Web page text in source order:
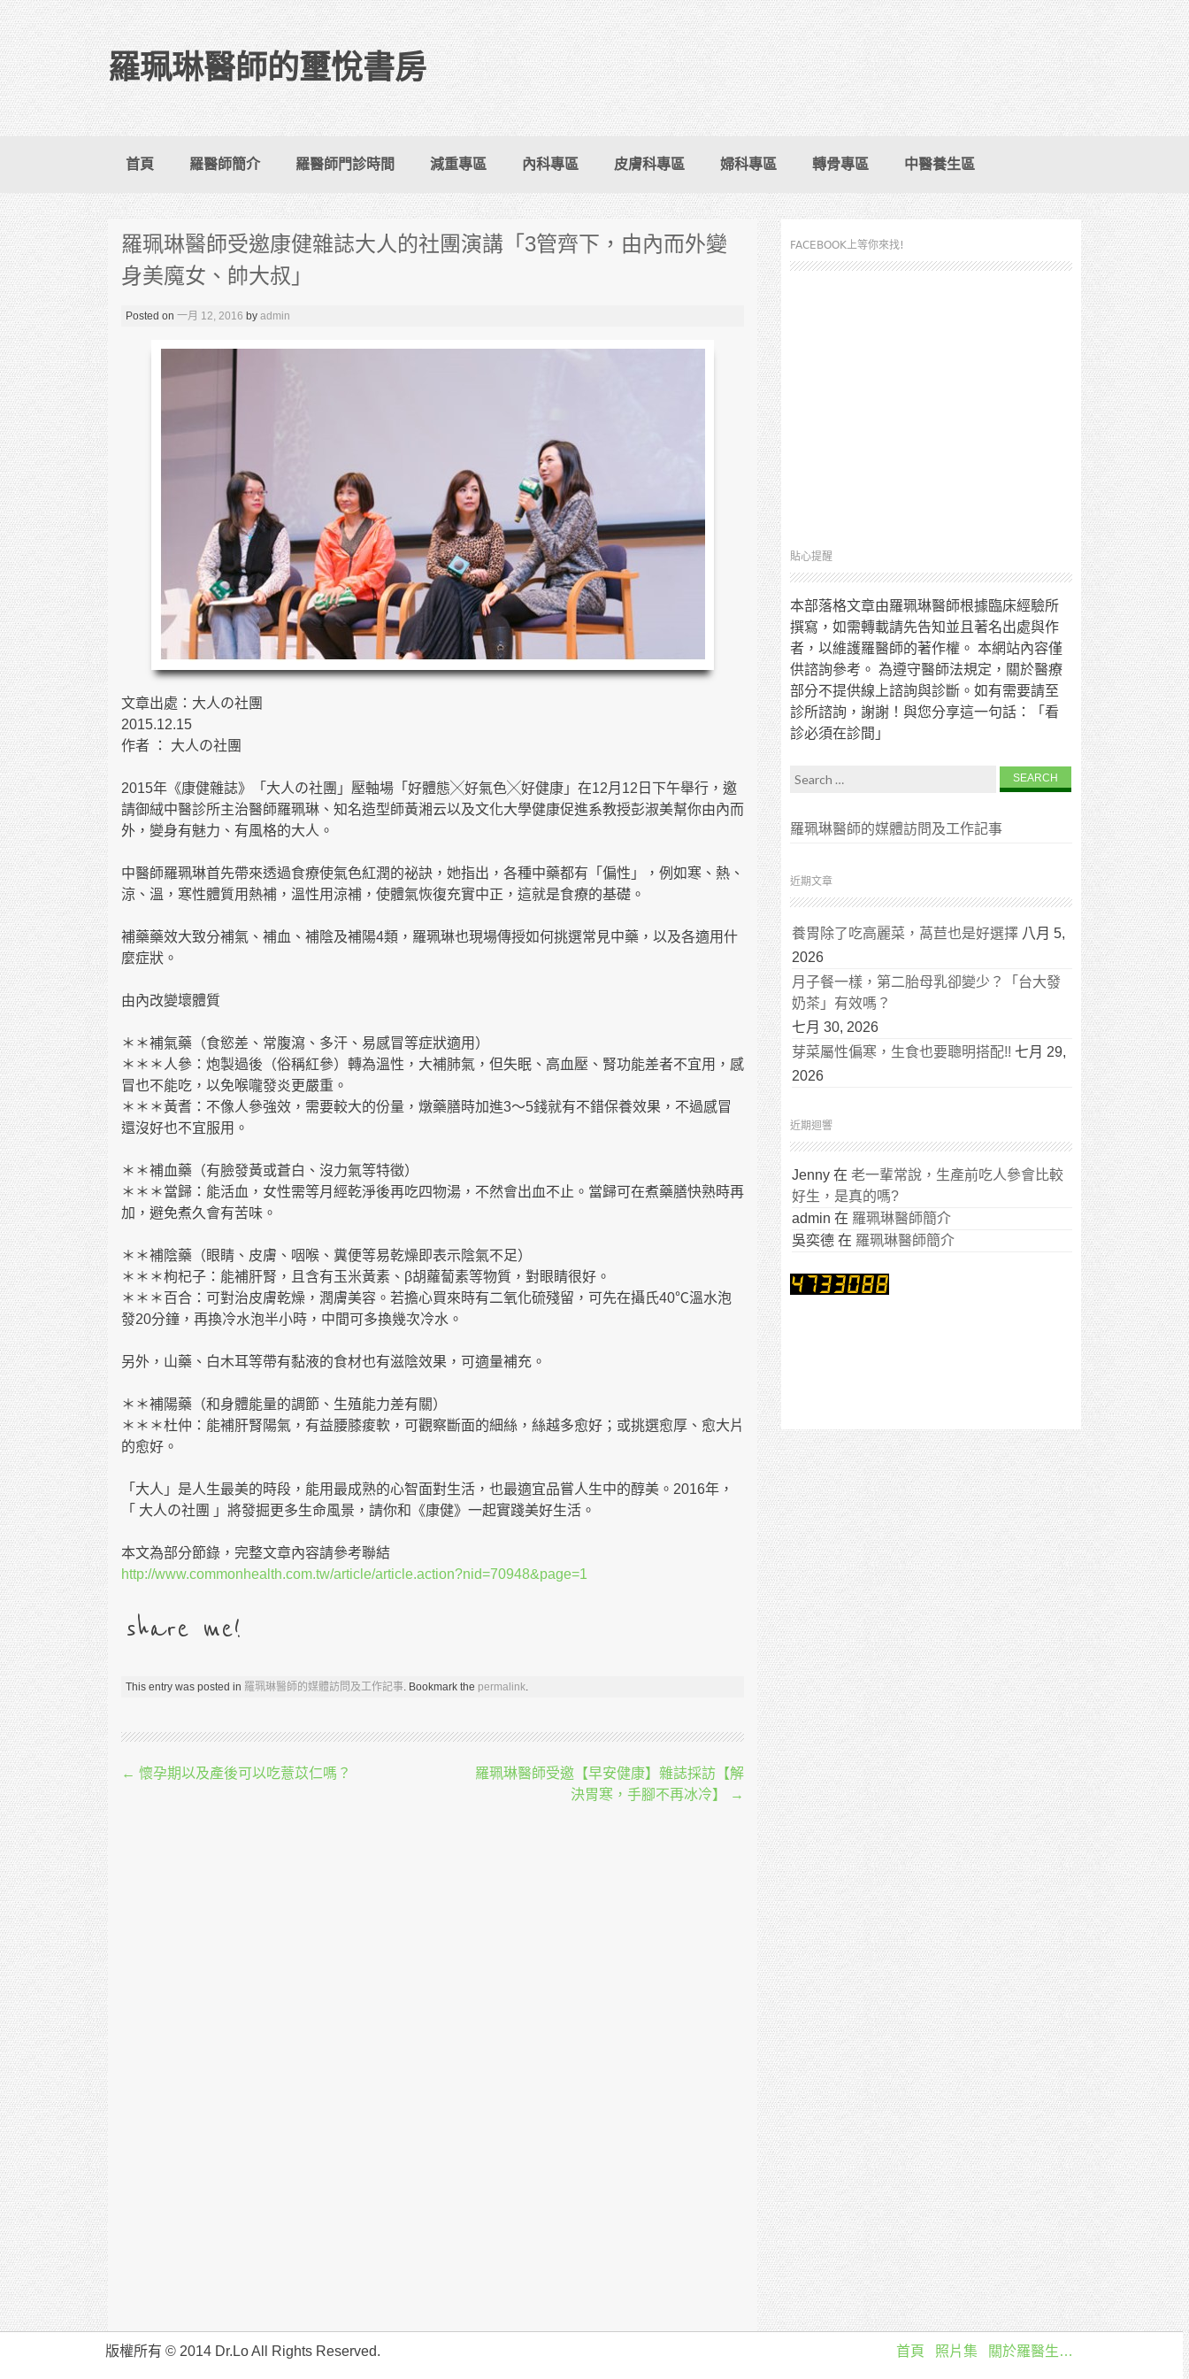
羅珮琳醫師的璽悅書房
Skip to content
首頁 羅醫師簡介 羅醫師門診時間 減重專區 內科專區 皮膚科專區 婦科專區 轉骨專區 中醫養生區
羅珮琳醫師受邀康健雜誌大人的社團演講「3管齊下，由內而外變
身美魔女、帥大叔」
Posted on 一月 12, 2016 by admin
文章出處：大人の社團
2015.12.15
作者 ： 大人の社團
2015年《康健雜誌》「大人の社團」壓軸場「好體態╳好氣色╳好健康」在12月12日下午舉行，邀
請御絨中醫診所主治醫師羅珮琳、知名造型師黃湘云以及文化大學健康促進系教授彭淑美幫你由內而
外，變身有魅力、有風格的大人。
中醫師羅珮琳首先帶來透過食療使氣色紅潤的祕訣，她指出，各種中藥都有「偏性」，例如寒、熱、
涼、溫，寒性體質用熱補，溫性用涼補，使體氣恢復充實中正，這就是食療的基礎。
補藥藥效大致分補氣、補血、補陰及補陽4類，羅珮琳也現場傳授如何挑選常見中藥，以及各適用什
麼症狀。
由內改變壞體質
＊＊補氣藥（食慾差、常腹瀉、多汗、易感冒等症狀適用）
＊＊＊人參：炮製過後（俗稱紅參）轉為溫性，大補肺氣，但失眠、高血壓、腎功能差者不宜用，感
冒也不能吃，以免喉嚨發炎更嚴重。
＊＊＊黃耆：不像人參強效，需要較大的份量，燉藥膳時加進3～5錢就有不錯保養效果，不過感冒
還沒好也不宜服用。
＊＊補血藥（有臉發黃或蒼白、沒力氣等特徵）
＊＊＊當歸：能活血，女性需等月經乾淨後再吃四物湯，不然會出血不止。當歸可在煮藥膳快熟時再
加，避免煮久會有苦味。
＊＊補陰藥（眼睛、皮膚、咽喉、糞便等易乾燥即表示陰氣不足）
＊＊＊枸杞子：能補肝腎，且含有玉米黃素、β胡蘿蔔素等物質，對眼睛很好。
＊＊＊百合：可對治皮膚乾燥，潤膚美容。若擔心買來時有二氧化硫殘留，可先在攝氏40℃溫水泡
發20分鐘，再換冷水泡半小時，中間可多換幾次冷水。
另外，山藥、白木耳等帶有黏液的食材也有滋陰效果，可適量補充。
＊＊補陽藥（和身體能量的調節、生殖能力差有關）
＊＊＊杜仲：能補肝腎陽氣，有益腰膝痠軟，可觀察斷面的細絲，絲越多愈好；或挑選愈厚、愈大片
的愈好。
「大人」是人生最美的時段，能用最成熟的心智面對生活，也最適宜品嘗人生中的醇美。2016年，
「 大人の社團 」將發掘更多生命風景，請你和《康健》一起實踐美好生活。
本文為部分節錄，完整文章內容請參考聯結
http://www.commonhealth.com.tw/article/article.action?nid=70948&page=1
share me!
This entry was posted in 羅珮琳醫師的媒體訪問及工作記事. Bookmark the permalink.
Post navigation
← 懷孕期以及產後可以吃薏苡仁嗎？
羅珮琳醫師受邀【早安健康】雜誌採訪【解
決胃寒，手腳不再冰冷】
→
FACEBOOK上等你來找!
貼心提醒
本部落格文章由羅珮琳醫師根據臨床經驗所
撰寫，如需轉載請先告知並且著名出處與作
者，以維護羅醫師的著作權。 本網站內容僅
供諮詢參考。 為遵守醫師法規定，關於醫療
部分不提供線上諮詢與診斷。如有需要請至
診所諮詢，謝謝！與您分享這一句話：「看
診必須在診間」
Search for:
羅珮琳醫師的媒體訪問及工作記事
近期文章
養胃除了吃高麗菜，萵苣也是好選擇 八月 5,
2026
月子餐一樣，第二胎母乳卻變少？「台大發
奶茶」有效嗎？
七月 30, 2026
芽菜屬性偏寒，生食也要聰明搭配!! 七月 29,
2026
近期迴響
Jenny 在 老一輩常說，生產前吃人參會比較
好生，是真的嗎?
admin 在 羅珮琳醫師簡介
吳奕德 在 羅珮琳醫師簡介
首頁 照片集 關於羅醫生…
版權所有 © 2014 Dr.Lo All Rights Reserved.